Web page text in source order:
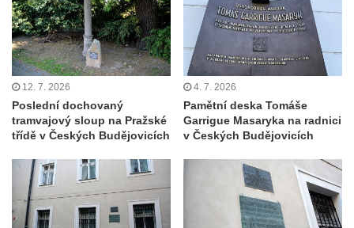
hřbitově v Postoloprtech
Hrob Brázdových na hřbitově v
Postoloprtech
Hrob Václava Průši na hřbitově v
Postoloprtech
Hrob Karla Wilhelma na hřbitově v
Postoloprtech
Hrob Ladislava Nováka na hřbitově v
Postoloprtech
Hrob Vasila Michailoviča Antosjaka na
12. 7. 2026
Poslední dochovaný
tramvajový sloup na Pražské
třídě v Českých Budějovicích
4. 7. 2026
Pamětní deska Tomáše
Garrigue Masaryka na radnici
v Českých Budějovicích